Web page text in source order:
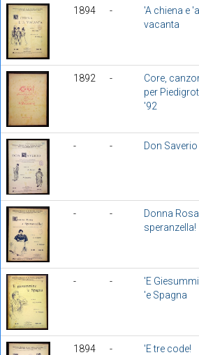
1894 -
'A chiena e 'a
vacanta
1892 -
Core,
per
'92
- - Don Saverio
- -
Donna
speranzella!
- -
'E
'e Spagna
1894 - 'E tre code!